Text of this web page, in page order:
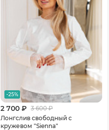
-25%
2 700 ₽ 3 600₽
Лонгслив свободный с
кружевом "Sienna"